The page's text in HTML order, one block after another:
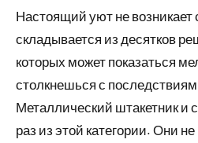
Настоящий уют не
складывается из десятков
которых может показаться
столкнешься с
Металлический штакетник и
раз из этой категории. Они